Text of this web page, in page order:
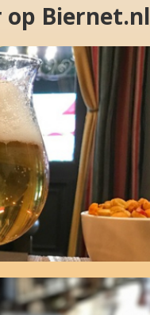
op Biernet.nl